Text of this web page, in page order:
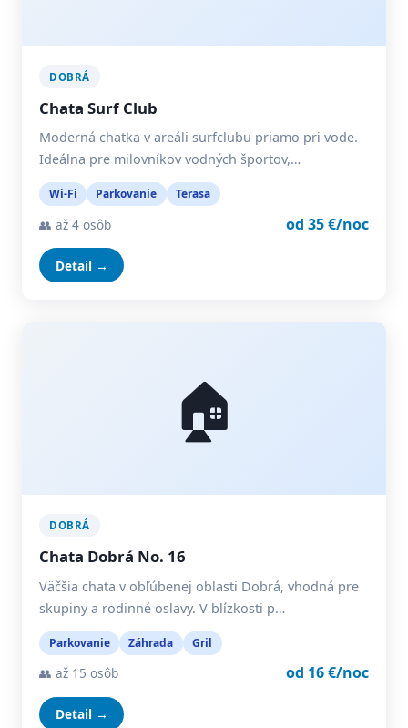
DOBRÁ
Chata Surf Club
Moderná chatka v areáli surfclubu priamo pri vode.
Ideálna pre milovníkov vodných športov,…
Wi-Fi Parkovanie Terasa
👥 až 4 osôb od 35 €/noc
Detail →
🏠
DOBRÁ
Chata Dobrá No. 16
Väčšia chata v obľúbenej oblasti Dobrá, vhodná pre
skupiny a rodinné oslavy. V blízkosti p…
Parkovanie Záhrada Gril
👥 až 15 osôb od 16 €/noc
Detail →